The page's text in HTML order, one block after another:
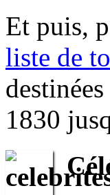
Et puis,
liste de
1830